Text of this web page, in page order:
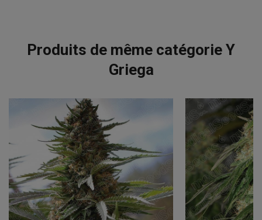
Produits de même catégorie Y
Griega